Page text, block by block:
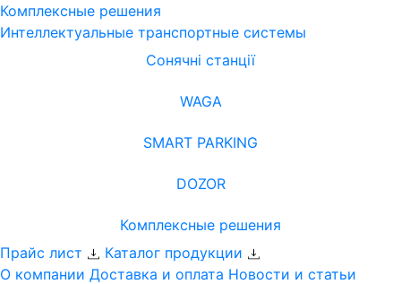
Комплексные решения
Интеллектуальные транспортные системы
Сонячні станції
WAGA
SMART PARKING
DOZOR
Комплексные решения
Прайс лист
Каталог продукции
О компании Доставка и оплата Новости и статьи